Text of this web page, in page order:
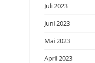
Juli 2023
Juni 2023
Mai 2023
April 2023